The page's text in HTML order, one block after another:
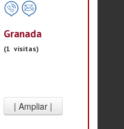
Granada
(1 visitas)